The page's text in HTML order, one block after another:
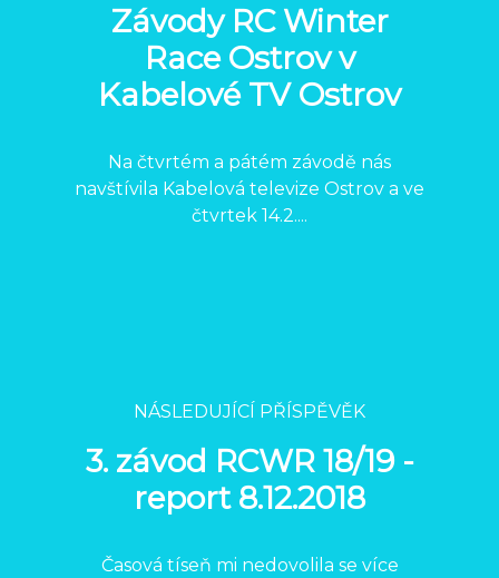
Závody RC Winter
Race Ostrov v
Kabelové TV Ostrov
Na čtvrtém a pátém závodě nás
navštívila Kabelová televize Ostrov a ve
čtvrtek 14.2....
NÁSLEDUJÍCÍ PŘÍSPĚVĚK
3. závod RCWR 18/19 -
report 8.12.2018
Časová tíseň mi nedovolila se více